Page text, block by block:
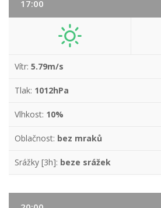
17:00
Vítr: 5.79m/s
Tlak: 1012hPa
Vlhkost: 10%
Oblačnost: bez mraků
Srážky [3h]: beze srážek